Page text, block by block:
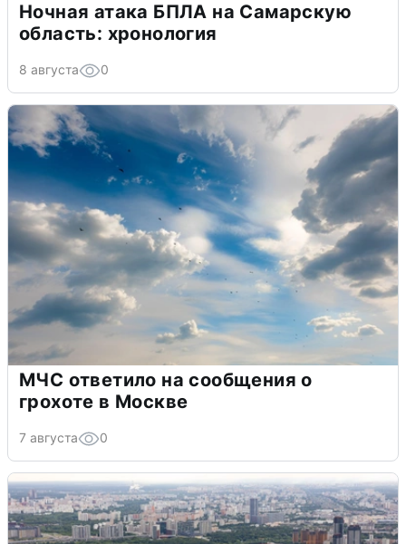
Ночная атака БПЛА на Самарскую
область: хронология
8 августа 0
МЧС ответило на сообщения о
грохоте в Москве
7 августа 0